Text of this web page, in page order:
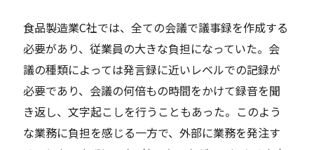
食品製造業C社では、全ての会議で議事録を作成する
必要があり、従業員の大きな負担になっていた。会
議の種類によっては発言録に近いレベルでの記録が
必要であり、会議の何倍もの時間をかけて録音を聞
き返し、文字起こしを行うこともあった。このよう
な業務に負担を感じる一方で、外部に業務を発注す